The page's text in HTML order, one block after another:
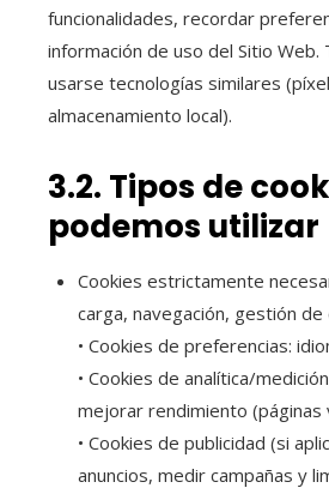
funcionalidades, recordar
información de uso del Sitio Web.
usarse tecnologías similares
almacenamiento local).
3.2. Tipos de
podemos utilizar
Cookies estrictamente
carga, navegación, gestión
• Cookies de preferencias:
• Cookies de analítica/
mejorar rendimiento (páginas
• Cookies de publicidad (si
anuncios, medir campañas y